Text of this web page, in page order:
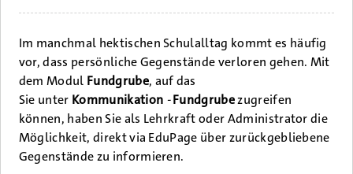
Im manchmal hektischen Schulalltag kommt es häufig
vor, dass persönliche Gegenstände verloren gehen. Mit
dem Modul Fundgrube, auf das
Sie unter Kommunikation -Fundgrubezugreifen
können, haben Sie als Lehrkraft oder Administrator die
Möglichkeit, direkt via EduPage über zurückgebliebene
Gegenstände zu informieren.